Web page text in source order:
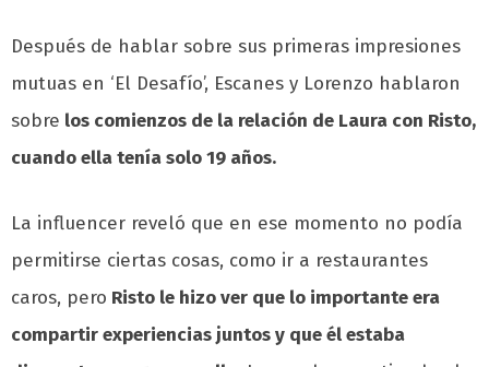
Después de hablar sobre sus primeras impresiones
mutuas en ‘El Desafío’, Escanes y Lorenzo hablaron
sobre los comienzos de la relación de Laura con Risto,
cuando ella tenía solo 19 años.
La influencer reveló que en ese momento no podía
permitirse ciertas cosas, como ir a restaurantes
caros, pero Risto le hizo ver que lo importante era
compartir experiencias juntos y que él estaba